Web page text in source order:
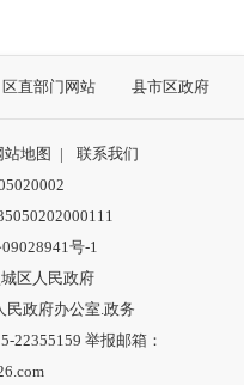
区直部门网站 县市区政府
站地图 |
联系我们
号-1
区人民政府
民政府办公室.政务
22355159 举报邮箱：